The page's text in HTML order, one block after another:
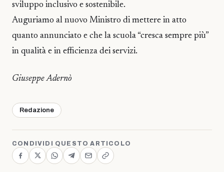
sviluppo inclusivo e sostenibile.
Auguriamo al nuovo Ministro di mettere in atto
quanto annunciato e che la scuola “cresca sempre più”
in qualità e in efficienza dei servizi.
Giuseppe Adernò
Redazione
CONDIVIDI QUESTO ARTICOLO